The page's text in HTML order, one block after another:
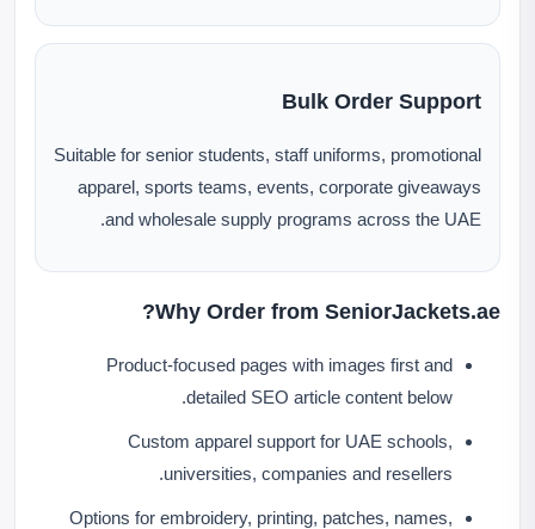
Bulk Order Support
Suitable for senior students, staff uniforms, promotional
apparel, sports teams, events, corporate giveaways
and wholesale supply programs across the UAE.
Why Order from SeniorJackets.ae?
Product-focused pages with images first and
detailed SEO article content below.
Custom apparel support for UAE schools,
universities, companies and resellers.
Options for embroidery, printing, patches, names,